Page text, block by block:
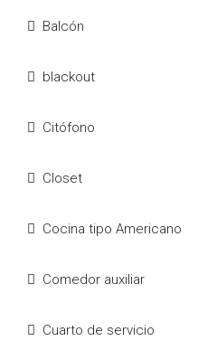
Balcón
blackout
Citófono
Closet
Cocina tipo Americano
Comedor auxiliar
Cuarto de servicio